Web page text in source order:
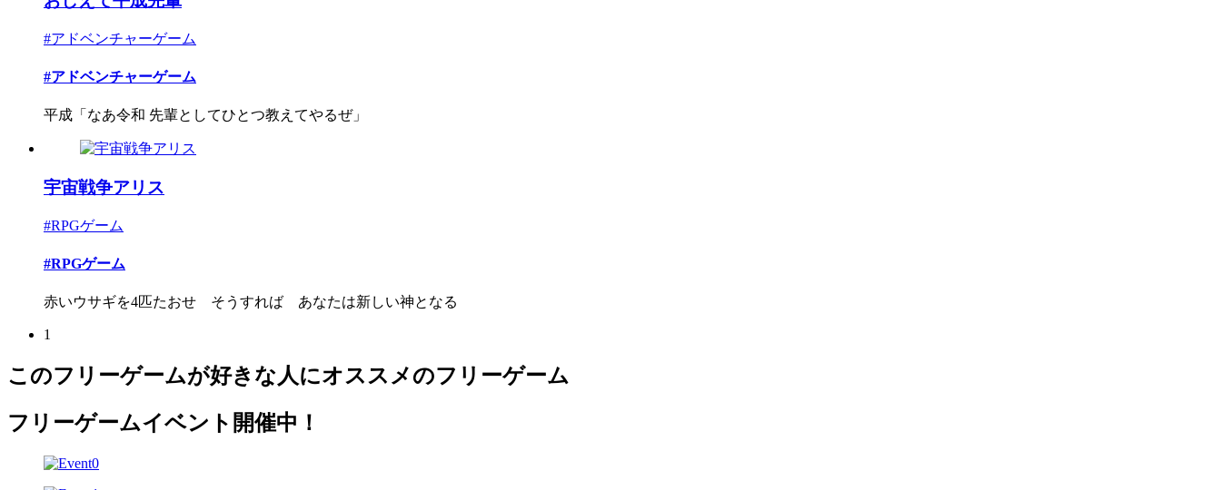
#アドベンチャーゲーム
#アドベンチャーゲーム
平成「なあ令和 先輩としてひとつ教えてやるぜ」
宇宙戦争アリス
#RPGゲーム
#RPGゲーム
赤いウサギを4匹たおせ そうすれば あなたは新しい神となる
1
このフリーゲームが好きな人にオススメのフリーゲーム
フリーゲームイベント開催中！